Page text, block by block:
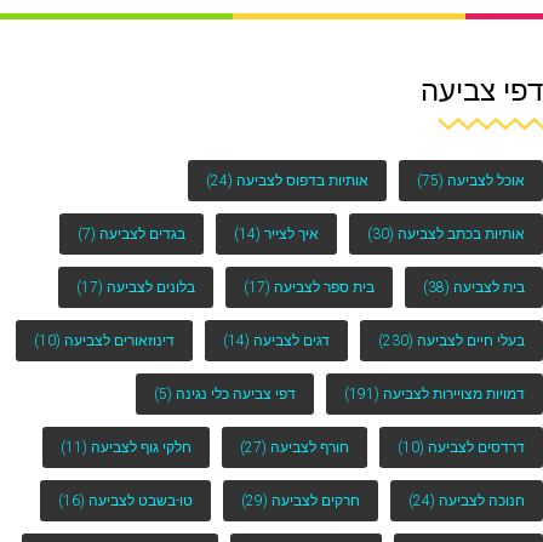
דפי צביעה
אוכל לצביעה (75) אותיות בדפוס לצביעה (24)
אותיות בכתב לצביעה (30) איך לצייר (14) בגדים לצביעה (7)
בית לצביעה (38) בית ספר לצביעה (17) בלונים לצביעה (17)
בעלי חיים לצביעה (230) דגים לצביעה (14) דינוזאורים לצביעה (10)
דמויות מצויירות לצביעה (191) דפי צביעה כלי נגינה (5)
דרדסים לצביעה (10) חורף לצביעה (27) חלקי גוף לצביעה (11)
חנוכה לצביעה (24) חרקים לצביעה (29) טו-בשבט לצביעה (16)